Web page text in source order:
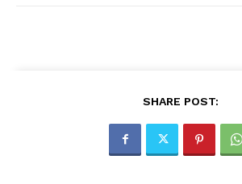
SHARE POST: